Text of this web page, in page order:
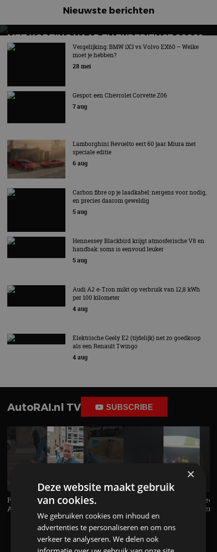
Nieuwste berichten
MET KORTING NAAR EV EXPERIENCE 2026?
AUTORAI REGELT HET!
EV Experience 2026 van 24 tot 26 september
Vergelijking: BMW iX3 vs Volvo EX60 – Welke
moet je hebben?
28 mei
Gespot: een Chevrolet Corvette Z06
7 aug
Lamborghini Revuelto eert 60 jaar Miura met
speciale editie
6 aug
Carbon fibre op je laadkabel: nergens voor nodig,
en precies daarom geweldig
5 aug
Hennessey Blackbird krijgt atmosferische V8 en
handbak: soms is eenvoud leuker
5 aug
Audi A2 e-Tron mikt op verbruik van 12,8 kWh
per 100 kilometer
4 aug
Elektrische Geely E2 (tijdelijk) net zo goedkoop
als een Renault Twingo
4 aug
AutoRAI.nl TV SUBSCRIBE
Raad jij onze nieuwe duurtester? -
AutoRAI TV
De Renault Twingo heeft een
opvallende snelheidsmeter! -
AutoRAI TV
×
Deze website maakt gebruik
van cookies.
We gebruiken cookies om inhoud en
advertenties te personaliseren en om ons
verkeer te analyseren. We delen ook